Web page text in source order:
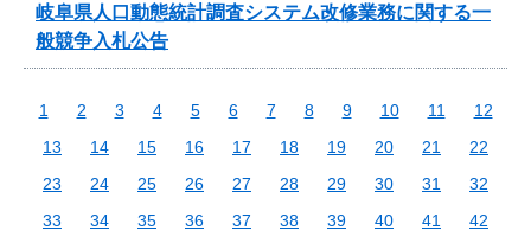
岐阜県人口動態統計調査システム改修業務に関する一
般競争入札公告
1 2 3 4 5 6 7 8 9 10 11
12
13
14 15 16 17 18 19 20 21
22
23
24 25 26 27 28 29 30 31
32
33
34 35 36 37 38 39 40 41
42